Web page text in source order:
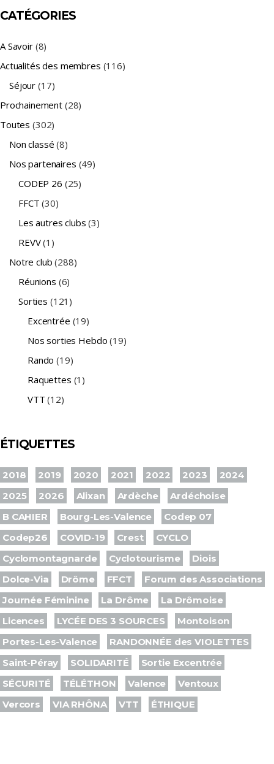
CATÉGORIES
A Savoir(8)
Actualités des membres (116)
Séjour (17)
Prochainement (28)
Toutes (302)
Non classé (8)
Nos partenaires (49)
CODEP 26 (25)
FFCT (30)
Les autres clubs (3)
REVV(1)
Notre club (288)
Réunions (6)
Sorties (121)
Excentrée (19)
Nos sorties Hebdo (19)
Rando (19)
Raquettes (1)
VTT (12)
ÉTIQUETTES
2018 2019 2020 2021 2022 2023
2024
2025
2026 Alixan Ardèche
Ardéchoise
B CAHIER
Bourg-Les-Valence
Codep 07
Codep26
COVID-19 Crest
CYCLO
Cyclomontagnarde
Cyclotourisme
Diois
Dolce-Via
Drôme FFCT
Forum des Associations
Journée Féminine
La Drôme
La Drômoise
Licences
LYCÉE DES 3 SOURCES
Montoison
Portes-Les-Valence
RANDONNÉE des VIOLETTES
Saint-Péray
SOLIDARITÉ
Sortie Excentrée
SÉCURITÉ
TÉLÉTHON Valence
Ventoux
Vercors
VIA RHÔNA VTT ÉTHIQUE